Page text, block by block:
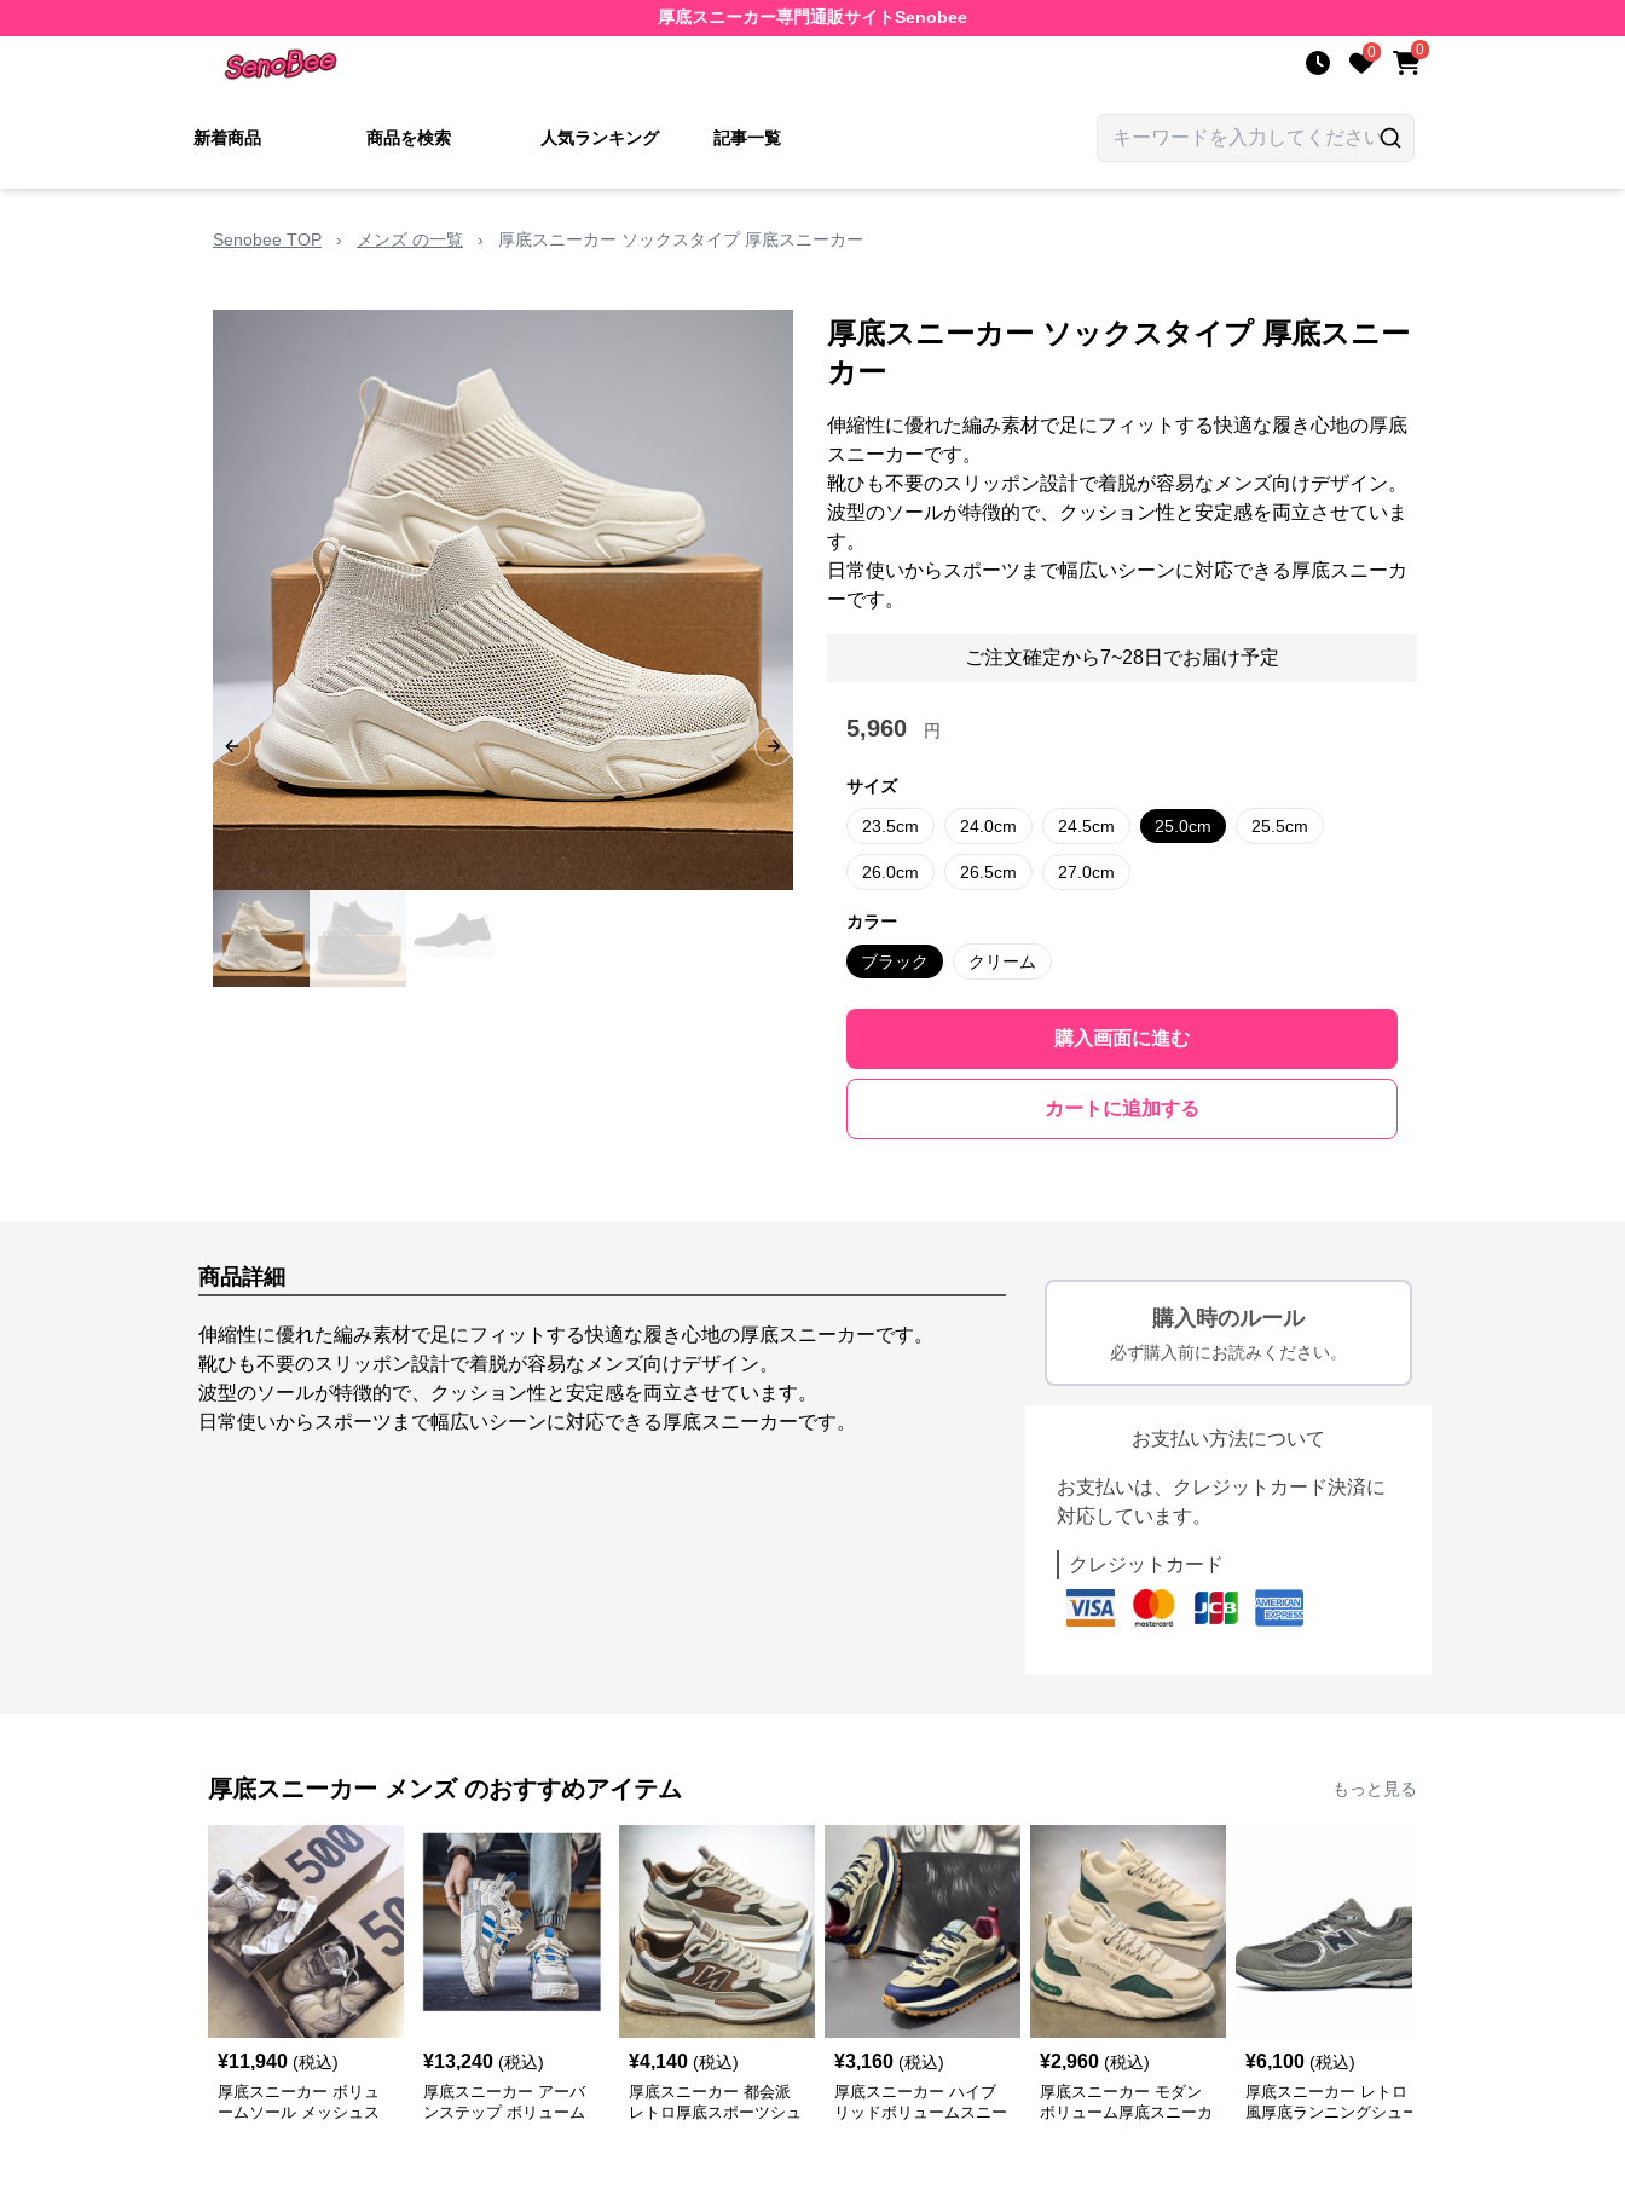
厚底スニーカー専門通販サイトSenobee
0 0
新着商品 商品を検索 人気ランキング 記事一覧
Senobee TOP › メンズ の一覧 › 厚底スニーカー ソックスタイプ 厚底スニーカー
Previous slide Next slide
厚底スニーカー ソックスタイプ 厚底スニー
カー
伸縮性に優れた編み素材で足にフィットする快適な履き心地の厚底
スニーカーです。
靴ひも不要のスリッポン設計で着脱が容易なメンズ向けデザイン。
波型のソールが特徴的で、クッション性と安定感を両立させていま
す。
日常使いからスポーツまで幅広いシーンに対応できる厚底スニーカ
ーです。
ご注文確定から7~28日でお届け予定
5,960 円
サイズ
23.5cm 24.0cm 24.5cm 25.0cm 25.5cm
26.0cm 26.5cm 27.0cm
カラー
ブラック クリーム
購入画面に進む
カートに追加する
商品詳細
伸縮性に優れた編み素材で足にフィットする快適な履き心地の厚底スニーカーです。
靴ひも不要のスリッポン設計で着脱が容易なメンズ向けデザイン。
波型のソールが特徴的で、クッション性と安定感を両立させています。
日常使いからスポーツまで幅広いシーンに対応できる厚底スニーカーです。
購入時のルール
必ず購入前にお読みください。
お支払い方法について
お支払いは、クレジットカード決済に
対応しています。
クレジットカード
厚底スニーカー メンズ のおすすめアイテム もっと見る
¥11,940 (税込)
厚底スニーカー ボリュ
ームソール メッシュス
¥13,240 (税込)
厚底スニーカー アーバ
ンステップ ボリューム
¥4,140 (税込)
厚底スニーカー 都会派
レトロ厚底スポーツシュ
¥3,160 (税込)
厚底スニーカー ハイブ
リッドボリュームスニー
¥2,960 (税込)
厚底スニーカー モダン
ボリューム厚底スニーカ
¥6,100 (税込)
厚底スニーカー レトロ
風厚底ランニングシュー